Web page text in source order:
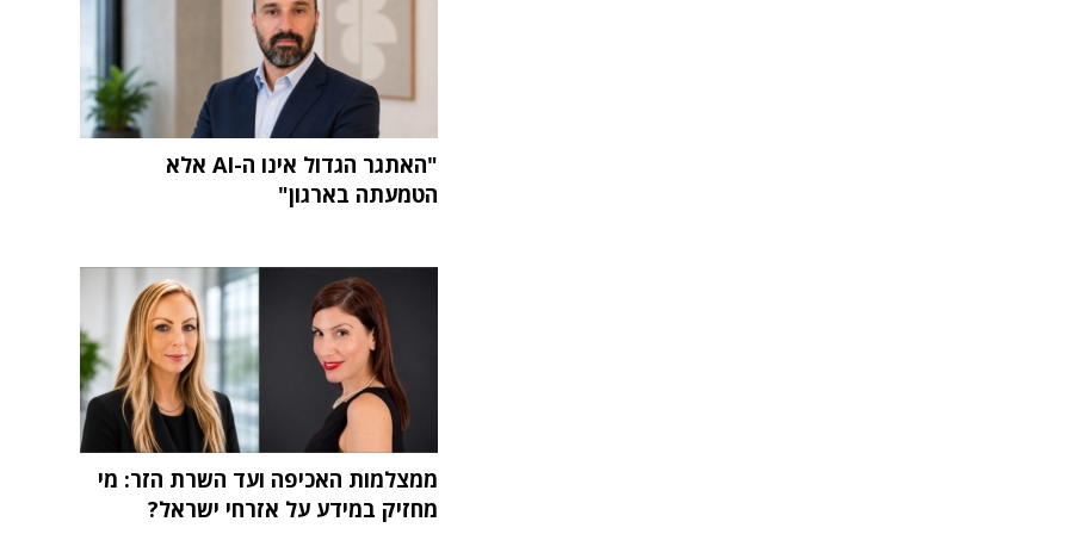
"האתגר הגדול אינו ה-AI אלא
הטמעתה בארגון"
ממצלמות האכיפה ועד השרת הזר: מי
מחזיק במידע על אזרחי ישראל?